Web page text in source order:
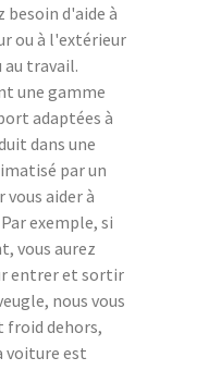
besoin d'aide à
ou à l'extérieur
au travail.
une gamme
adaptées à
dans une
par un
aider à
exemple, si
vous aurez
entrer et sortir
nous vous
froid dehors,
voiture est